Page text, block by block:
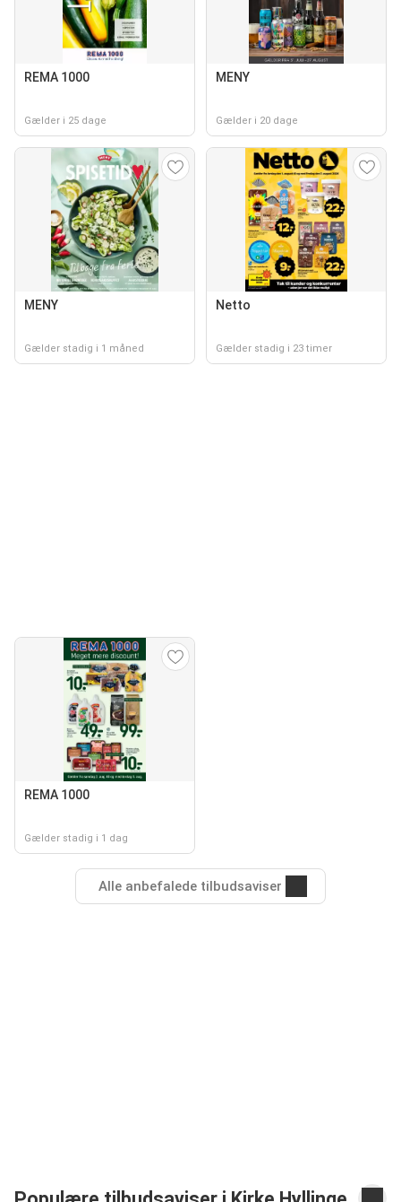
REMA 1000
Gælder i 25 dage
MENY
Gælder i 20 dage
MENY
Gælder stadig i 1 måned
Netto
Gælder stadig i 23 timer
REMA 1000
Gælder stadig i 1 dag
Alle anbefalede tilbudsaviser